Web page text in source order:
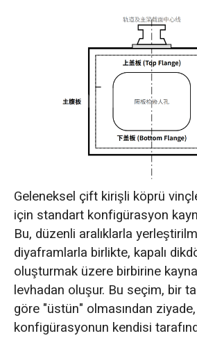
Geleneksel çift kirişli köprü
için standart konfigürasyon
Bu, düzenli aralıklarla
diyaframlarla birlikte, kapalı
oluşturmak üzere birbirine
levhadan oluşur. Bu seçim, bir
göre "üstün" olmasından ziyade,
konfigürasyonun kendisi